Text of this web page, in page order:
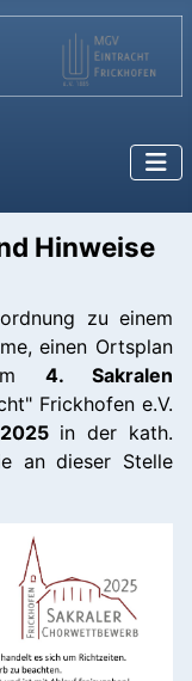
Hinweise
zu einem
einen Ortsplan
4. Sakralen
Frickhofen e.V.
in der kath.
an dieser Stelle